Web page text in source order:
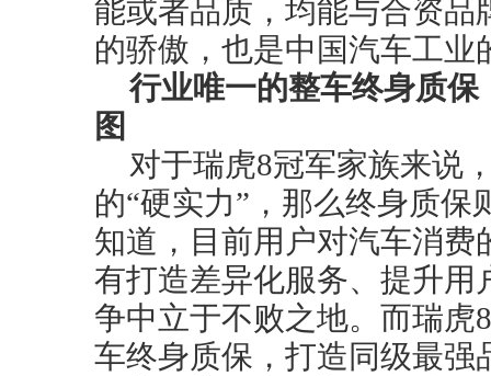
能或者品质，均能与合资
的骄傲，也是中国汽车工业
行业唯一的整车终身质保
图
对于瑞虎8冠军家族来说
的“硬实力”，那么终身质保
知道，目前用户对汽车消
有打造差异化服务、提升
争中立于不败之地。而瑞虎
车终身质保，打造同级最